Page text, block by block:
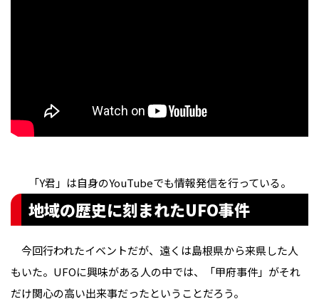
「Y君」は自身のYouTubeでも情報発信を行っている。
地域の歴史に刻まれたUFO事件
今回行われたイベントだが、遠くは島根県から来県した人
もいた。UFOに興味がある人の中では、「甲府事件」がそれ
だけ関心の高い出来事だったということだろう。